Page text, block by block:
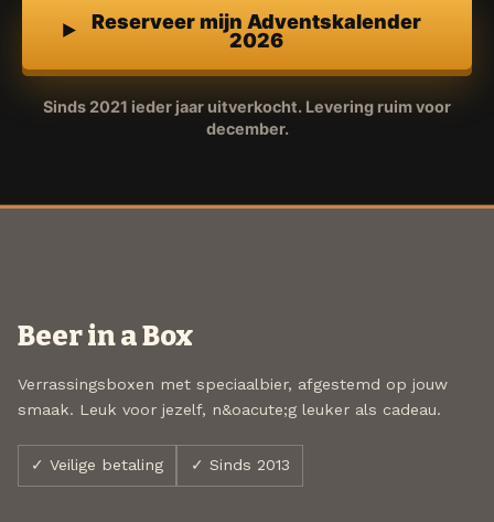
Reserveer mijn Adventskalender
2026
Sinds 2021 ieder jaar uitverkocht. Levering ruim voor
december.
Beer in a Box
Verrassingsboxen met speciaalbier, afgestemd op jouw
smaak. Leuk voor jezelf, n&oacute;g leuker als cadeau.
✓ Veilige betaling ✓ Sinds 2013